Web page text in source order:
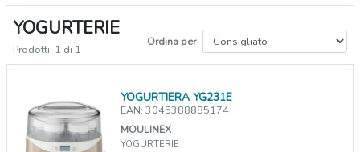
YOGURTERIE
Prodotti: 1 di 1
Ordina per
YOGURTIERA YG231E
EAN: 3045388885174
MOULINEX
YOGURTERIE